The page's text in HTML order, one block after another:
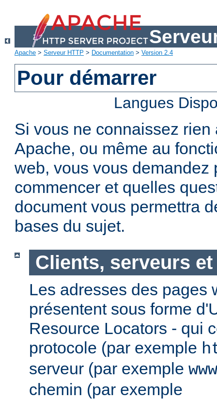
Apache > Serveur HTTP > Documentation > Version 2.4
Pour démarrer
Langues
Si vous ne connaissez rien
Apache, ou même au
web, vous vous demandez
commencer et quelles
document vous permettra
bases du sujet.
Clients, serveurs et
Les adresses des pages
présentent sous forme
Resource Locators - qui
protocole (par exemple
serveur (par exemple
chemin (par exemple